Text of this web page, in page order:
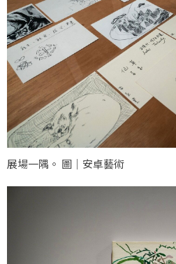
展場一隅。 圖｜安卓藝術